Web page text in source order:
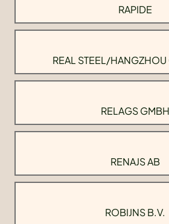
RAPIDE
REAL STEEL/
RELAGS GMBH
RENAJS AB
ROBIJNS B.V.